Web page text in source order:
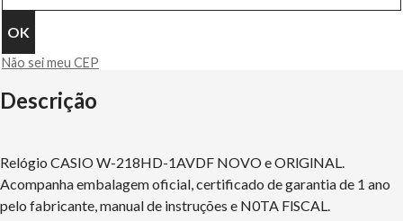
Não sei meu CEP
Descrição
Relógio CASIO W-218HD-1AVDF NOVO e ORlGlNAL.
Acompanha embalagem oficial, certificado de garantia de 1 ano
pelo fabricante, manual de instruções e N0TA FlSCAL.